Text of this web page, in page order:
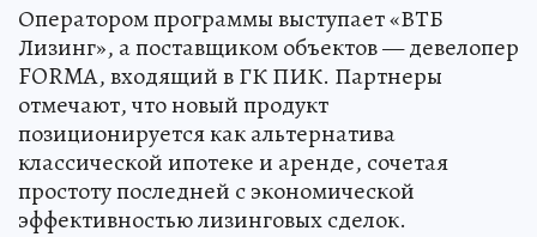
Оператором программы выступает «ВТБ
Лизинг», а поставщиком объектов — девелопер
FORMA, входящий в ГК ПИК. Партнеры
отмечают, что новый продукт
позиционируется как альтернатива
классической ипотеке и аренде, сочетая
простоту последней с экономической
эффективностью лизинговых сделок.